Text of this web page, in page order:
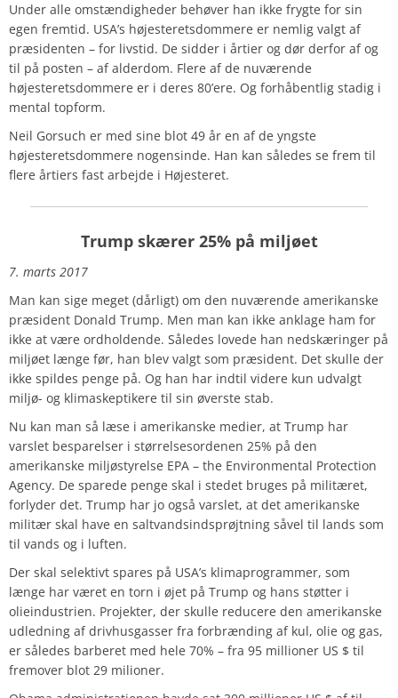
Under alle omstændigheder behøver han ikke frygte for sin
egen fremtid. USA’s højesteretsdommere er nemlig valgt af
præsidenten – for livstid. De sidder i årtier og dør derfor af og
til på posten – af alderdom. Flere af de nuværende
højesteretsdommere er i deres 80’ere. Og forhåbentlig stadig i
mental topform.
Neil Gorsuch er med sine blot 49 år en af de yngste
højesteretsdommere nogensinde. Han kan således se frem til
flere årtiers fast arbejde i Højesteret.
Trump skærer 25% på miljøet
7. marts 2017
Man kan sige meget (dårligt) om den nuværende amerikanske
præsident Donald Trump. Men man kan ikke anklage ham for
ikke at være ordholdende. Således lovede han nedskæringer på
miljøet længe før, han blev valgt som præsident. Det skulle der
ikke spildes penge på. Og han har indtil videre kun udvalgt
miljø- og klimaskeptikere til sin øverste stab.
Nu kan man så læse i amerikanske medier, at Trump har
varslet besparelser i størrelsesordenen 25% på den
amerikanske miljøstyrelse EPA – the Environmental Protection
Agency. De sparede penge skal i stedet bruges på militæret,
forlyder det. Trump har jo også varslet, at det amerikanske
militær skal have en saltvandsindsprøjtning såvel til lands som
til vands og i luften.
Der skal selektivt spares på USA’s klimaprogrammer, som
længe har været en torn i øjet på Trump og hans støtter i
olieindustrien. Projekter, der skulle reducere den amerikanske
udledning af drivhusgasser fra forbrænding af kul, olie og gas,
er således barberet med hele 70% – fra 95 millioner US $ til
fremover blot 29 milioner.